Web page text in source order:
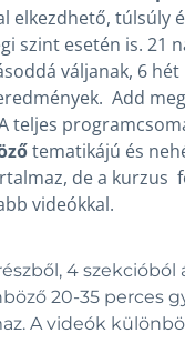
elkezdhető, túlsúly
szint esetén is. 21
váljanak, 6
Add
teljes
tematikájú és
de a kurzus
videókkal.
4 szekcióból
20-35 perces
A videók